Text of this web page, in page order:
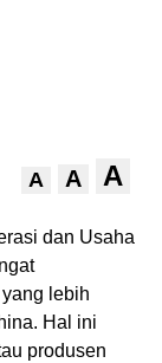
A A A
dan Usaha
lebih
Hal ini
produsen